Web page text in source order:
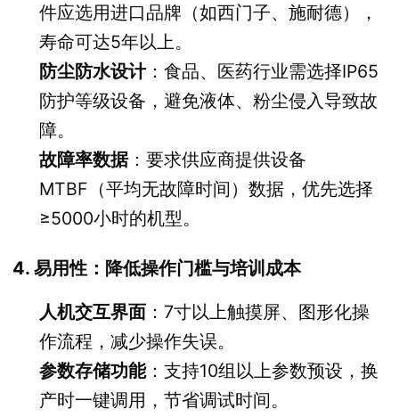
件应选用进口品牌（如西门子、施耐德），
寿命可达5年以上。
防尘防水设计：食品、医药行业需选择IP65
防护等级设备，避免液体、粉尘侵入导致故
障。
故障率数据：要求供应商提供设备
MTBF（平均无故障时间）数据，优先选择
≥5000小时的机型。
4. 易用性：降低操作门槛与培训成本
人机交互界面 ：7寸以上触摸屏、图形化操
作流程，减少操作失误。
参数存储功能：支持10组以上参数预设，换
产时一键调用，节省调试时间。